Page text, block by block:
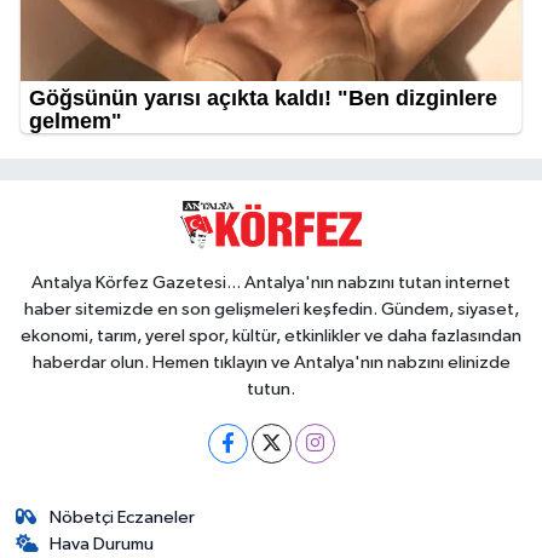
Antalya Körfez Gazetesi... Antalya'nın nabzını tutan internet
haber sitemizde en son gelişmeleri keşfedin. Gündem, siyaset,
ekonomi, tarım, yerel spor, kültür, etkinlikler ve daha fazlasından
haberdar olun. Hemen tıklayın ve Antalya'nın nabzını elinizde
tutun.
Nöbetçi Eczaneler
Hava Durumu